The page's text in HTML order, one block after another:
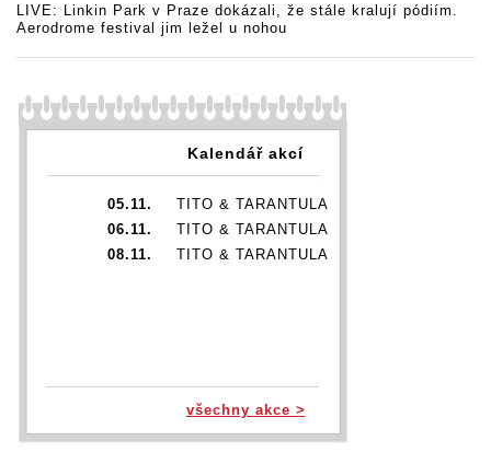
LIVE: Linkin Park v Praze dokázali, že stále kralují pódiím.
Aerodrome festival jim ležel u nohou
Kalendář akcí
05.11.
TITO & TARANTULA
06.11.
TITO & TARANTULA
08.11.
TITO & TARANTULA
všechny akce >